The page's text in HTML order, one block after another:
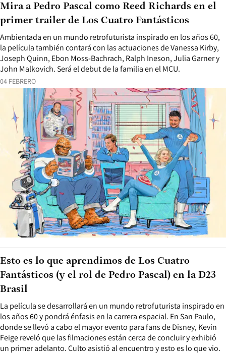
04 FEBRERO
Ambientada en un mundo retrofuturista inspirado en los años 60,
la película también contará con las actuaciones de Vanessa Kirby,
Joseph Quinn, Ebon Moss-Bachrach, Ralph Ineson, Julia Garner y
John Malkovich. Será el debut de la familia en el MCU.
Mira a Pedro Pascal como Reed Richards en el
primer trailer de Los Cuatro Fantásticos
La película se desarrollará en un mundo retrofuturista inspirado en
los años 60 y pondrá énfasis en la carrera espacial. En San Paulo,
donde se llevó a cabo el mayor evento para fans de Disney, Kevin
Feige reveló que las filmaciones están cerca de concluir y exhibió
un primer adelanto. Culto asistió al encuentro y esto es lo que vio.
Esto es lo que aprendimos de Los Cuatro
Fantásticos (y el rol de Pedro Pascal) en la D23
Brasil